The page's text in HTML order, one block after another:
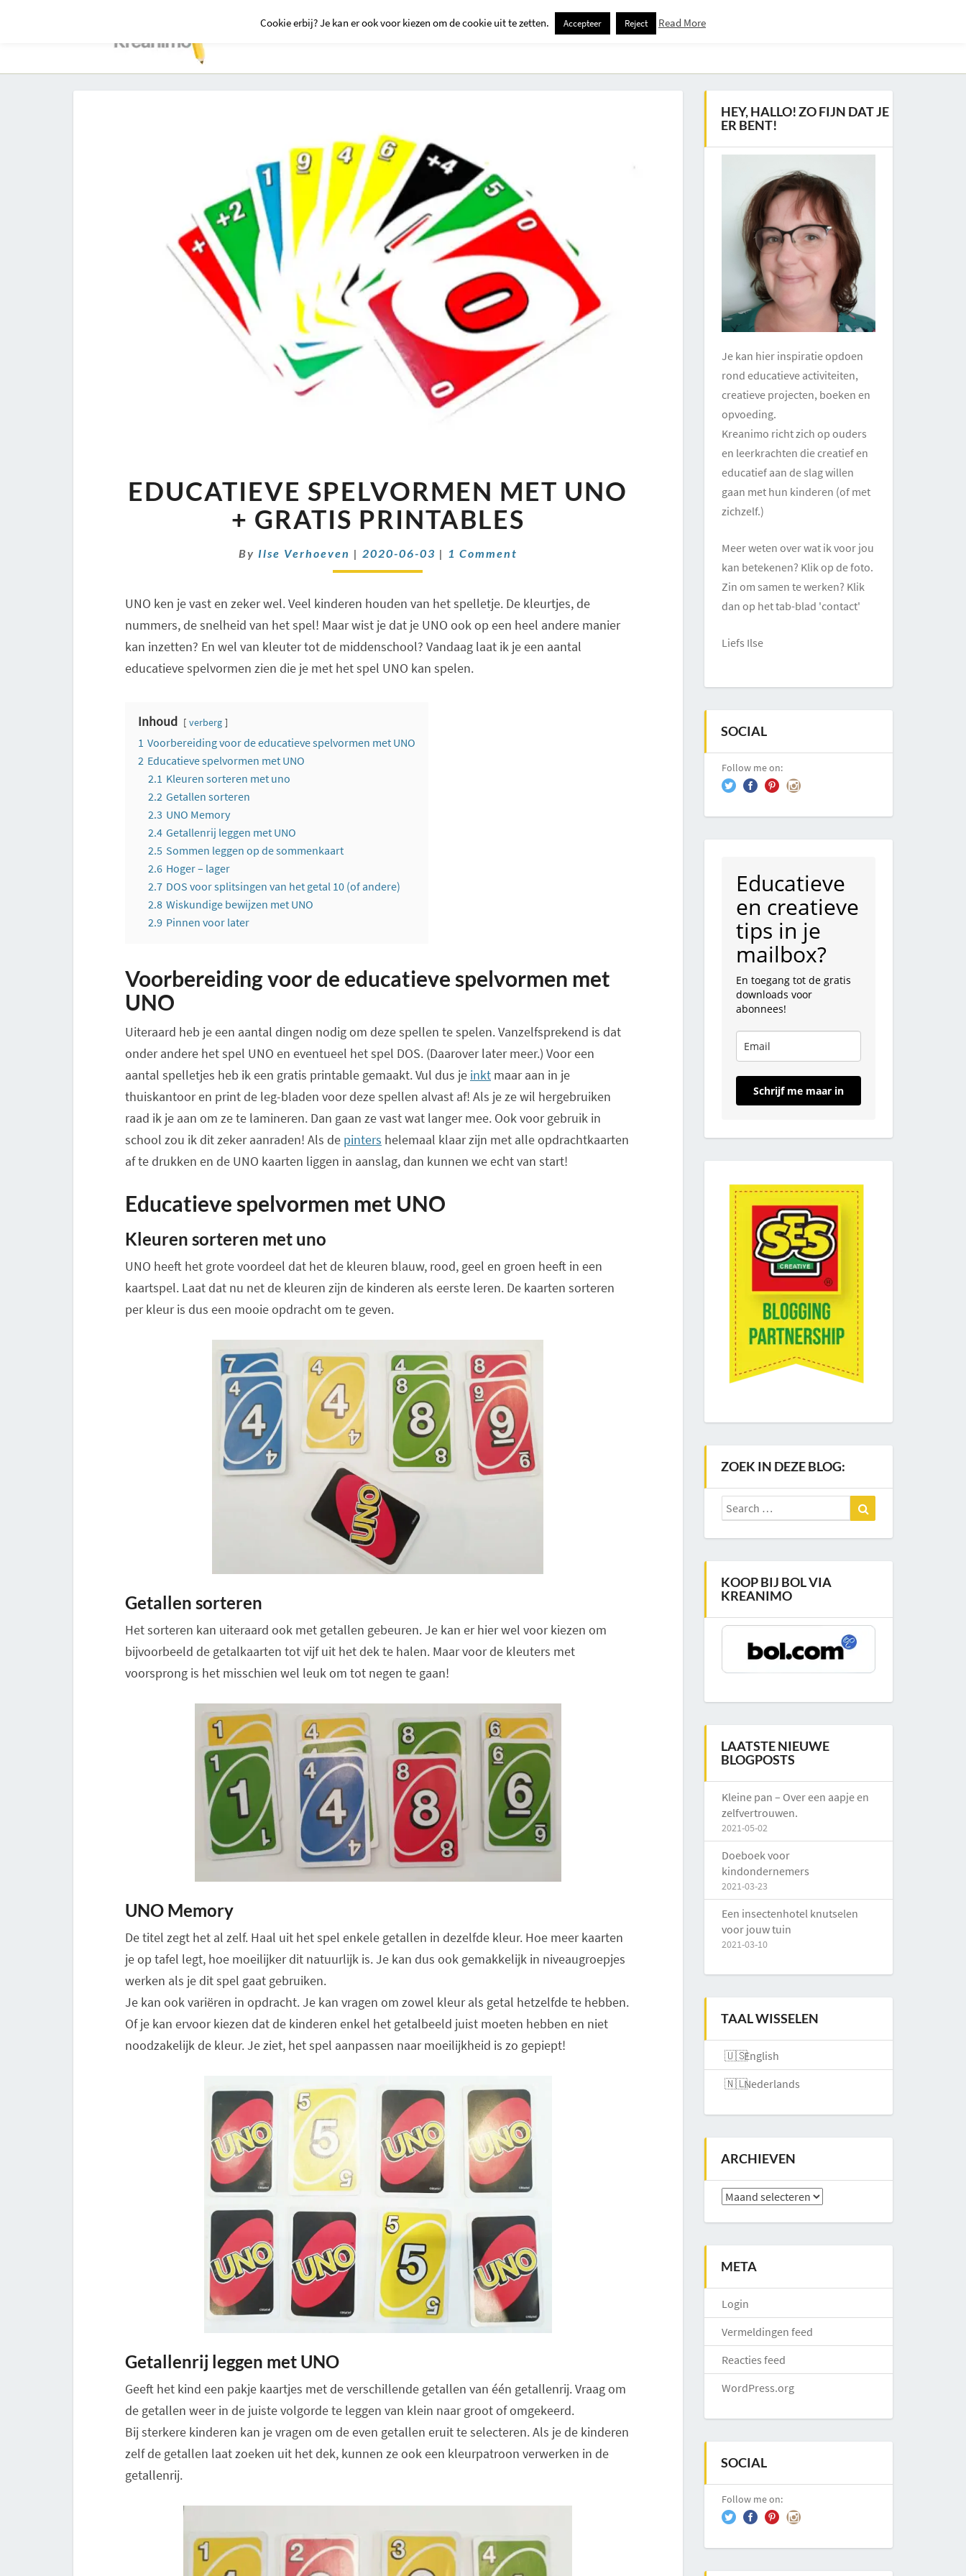
Contact Kids Creatief Erop Uit Huis En Tuin Downloadspagina – Voor Nieuwsbrief Abonnees
SPELVORMEN
MET
UNO
GRATIS
EDUCATIEVE SPELVORMEN MET UNO
+ GRATIS PRINTABLES
By Ilse Verhoeven | 2020-06-03 | Comments
1 Comment
UNO ken je vast en zeker wel. Veel kinderen houden van het spelletje. De kleurtjes, de
nummers, de snelheid van het spel! Maar wist je dat je UNO ook op een heel andere manier
kan inzetten? En wel van kleuter tot de middenschool? Vandaag laat ik je een aantal
educatieve spelvormen zien die je met het spel UNO kan spelen.
Inhoud verberg
1 Voorbereiding voor de educatieve spelvormen met UNO
2 Educatieve spelvormen met UNO
2.1 Kleuren sorteren met uno
2.2 Getallen sorteren
2.3 UNO Memory
2.4 Getallenrij leggen met UNO
2.5 Sommen leggen op de sommenkaart
2.6 Hoger – lager
2.7 DOS voor splitsingen van het getal 10 (of andere)
2.8 Wiskundige bewijzen met UNO
2.9 Pinnen voor later
Voorbereiding voor de educatieve spelvormen met
UNO
Uiteraard heb je een aantal dingen nodig om deze spellen te spelen. Vanzelfsprekend is dat
onder andere het spel UNO en eventueel het spel DOS. (Daarover later meer.) Voor een
aantal spelletjes heb ik een gratis printable gemaakt. Vul dus je inkt maar aan in je
thuiskantoor en print de leg-bladen voor deze spellen alvast af! Als je ze wil hergebruiken
raad ik je aan om ze te lamineren. Dan gaan ze vast wat langer mee. Ook voor gebruik in
school zou ik dit zeker aanraden! Als de pinters helemaal klaar zijn met alle opdrachtkaarten
af te drukken en de UNO kaarten liggen in aanslag, dan kunnen we echt van start!
Educatieve spelvormen met UNO
Kleuren sorteren met uno
UNO heeft het grote voordeel dat het de kleuren blauw, rood, geel en groen heeft in een
kaartspel. Laat dat nu net de kleuren zijn de kinderen als eerste leren. De kaarten sorteren
per kleur is dus een mooie opdracht om te geven.
Getallen sorteren
Het sorteren kan uiteraard ook met getallen gebeuren. Je kan er hier wel voor kiezen om
bijvoorbeeld de getalkaarten tot vijf uit het dek te halen. Maar voor de kleuters met
voorsprong is het misschien wel leuk om tot negen te gaan!
UNO Memory
De titel zegt het al zelf. Haal uit het spel enkele getallen in dezelfde kleur. Hoe meer kaarten
je op tafel legt, hoe moeilijker dit natuurlijk is. Je kan dus ook gemakkelijk in niveaugroepjes
werken als je dit spel gaat gebruiken.
Je kan ook variëren in opdracht. Je kan vragen om zowel kleur als getal hetzelfde te hebben.
Of je kan ervoor kiezen dat de kinderen enkel het getalbeeld juist moeten hebben en niet
noodzakelijk de kleur. Je ziet, het spel aanpassen naar moeilijkheid is zo gepiept!
Getallenrij leggen met UNO
Geeft het kind een pakje kaartjes met de verschillende getallen van één getallenrij. Vraag om
de getallen weer in de juiste volgorde te leggen van klein naar groot of omgekeerd.
Bij sterkere kinderen kan je vragen om de even getallen eruit te selecteren. Als je de kinderen
zelf de getallen laat zoeken uit het dek, kunnen ze ook een kleurpatroon verwerken in de
getallenrij.
HEY, HALLO! ZO FIJN DAT JE
ER BENT!
Je kan hier inspiratie opdoen
rond educatieve activiteiten,
creatieve projecten, boeken en
opvoeding.
Kreanimo richt zich op ouders
en leerkrachten die creatief en
educatief aan de slag willen
gaan met hun kinderen (of met
zichzelf.)
Meer weten over wat ik voor jou
kan betekenen? Klik op de foto.
Zin om samen te werken? Klik
dan op het tab-blad 'contact'
Liefs Ilse
SOCIAL
Follow me on:
Educatieve
en creatieve
tips in je
mailbox?
En toegang tot de gratis
downloads voor
abonnees!
Schrijf me maar in
ZOEK IN DEZE BLOG:
Search
for:
KOOP BIJ BOL VIA
KREANIMO
LAATSTE NIEUWE
BLOGPOSTS
Kleine pan – Over een aapje en
zelfvertrouwen.
2021-05-02
Doeboek voor
kindondernemers
2021-03-23
Een insectenhotel knutselen
voor jouw tuin
2021-03-10
TAAL WISSELEN
English
Nederlands
ARCHIEVEN
Archieven
META
Login
Vermeldingen feed
Reacties feed
WordPress.org
SOCIAL
Follow me on:
Cookie erbij? Je kan er ook voor kiezen om de cookie uit te zetten. Accepteer Reject Read More